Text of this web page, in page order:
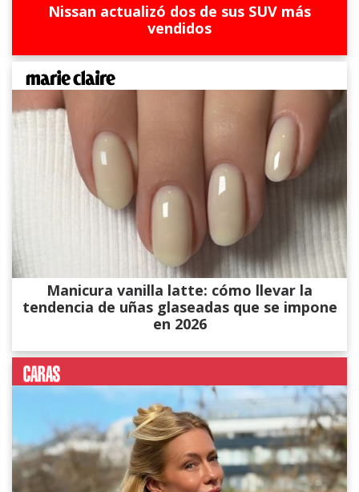
Nissan actualizó dos de sus SUV más
vendidos
Manicura vanilla latte: cómo llevar la
tendencia de uñas glaseadas que se impone
en 2026